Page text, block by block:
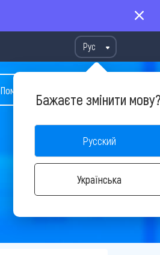
Рус
Бажаєте змінити
Русский
Українська
Помощь в подборе тура